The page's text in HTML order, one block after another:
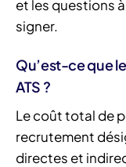
et les questions
signer.
Qu’est-ce que
ATS ?
Le coût total de
recrutement
directes et